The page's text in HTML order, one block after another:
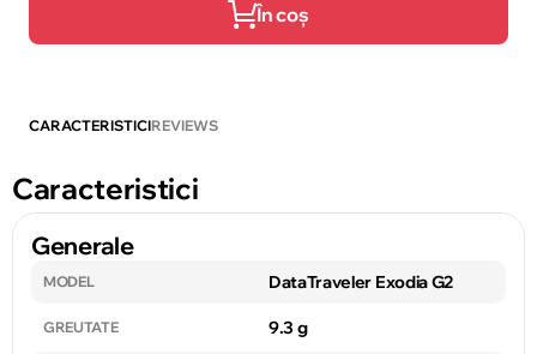
În coș
CARACTERISTICIREVIEWS
Caracteristici
Generale
MODEL DataTraveler Exodia G2
GREUTATE 9.3 g